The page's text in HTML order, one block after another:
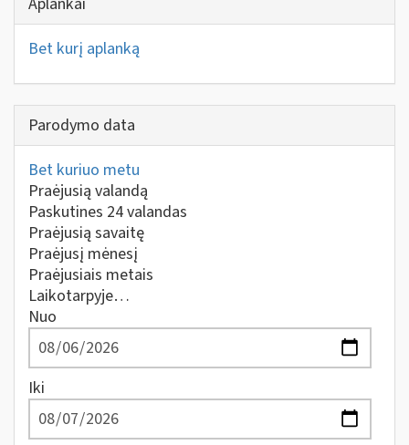
Bet kurį aplanką
Parodymo data
Bet kuriuo metu
Praėjusią valandą
Paskutines 24 valandas
Praėjusią savaitę
Praėjusį mėnesį
Praėjusiais metais
Laikotarpyje…
Nuo
Iki